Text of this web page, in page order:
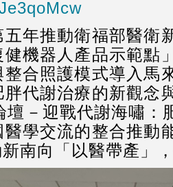
推動衛福部醫衛
機器人產品示範點
合照護模式導入
代謝治療的新觀念
－迎戰代謝海嘯
學交流的整合推動
南向「以醫帶產」